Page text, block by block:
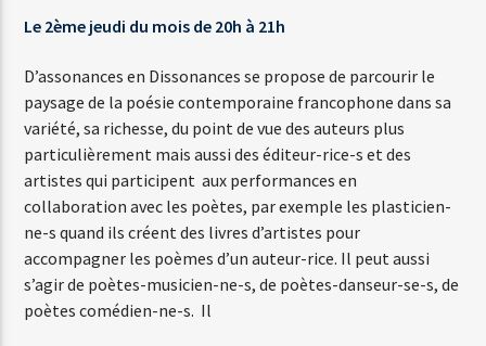
Le 2ème jeudi du mois de 20h à 21h
D’assonances en Dissonances se propose de parcourir le
paysage de la poésie contemporaine francophone dans sa
variété, sa richesse, du point de vue des auteurs plus
particulièrement mais aussi des éditeur-rice-s et des
artistes qui participent aux performances en
collaboration avec les poètes, par exemple les plasticien-
ne-s quand ils créent des livres d’artistes pour
accompagner les poèmes d’un auteur-rice. Il peut aussi
s’agir de poètes-musicien-ne-s, de poètes-danseur-se-s, de
poètes comédien-ne-s. Il